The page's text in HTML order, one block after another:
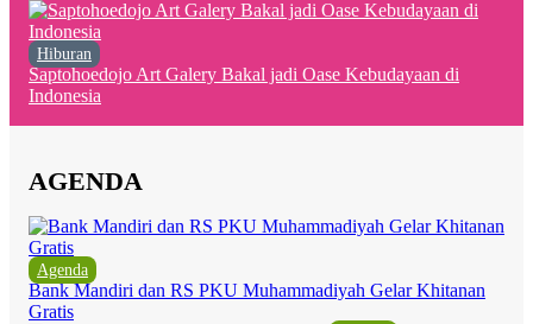
Hiburan
Saptohoedojo Art Galery Bakal jadi Oase Kebudayaan di
Indonesia
AGENDA
Agenda
Bank Mandiri dan RS PKU Muhammadiyah Gelar Khitanan
Gratis